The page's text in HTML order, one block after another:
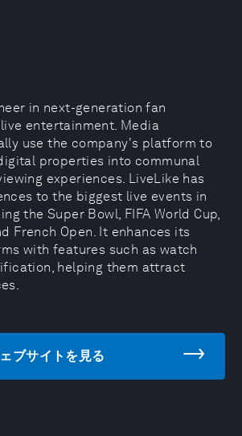
in next-generation fan
entertainment. Media
use the company's platform to
properties into communal
experiences. LiveLike has
to the biggest live events in
the Super Bowl, FIFA World Cup,
French Open. It enhances its
with features such as watch
helping them attract
ブサイトを見る